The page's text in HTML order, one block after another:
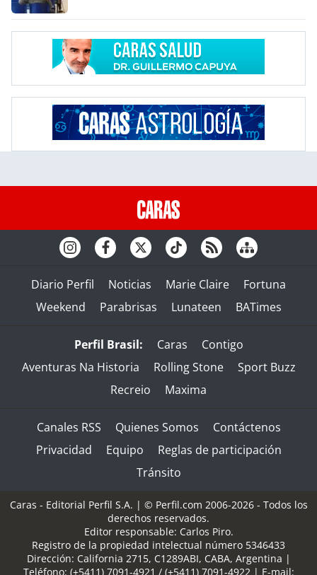
Diario Perfil Noticias Marie Claire
Fortuna
Weekend
Parabrisas Lunateen BATimes
Perfil Brasil: Caras
Contigo
Aventuras Na Historia
Rolling Stone
Sport Buzz
Recreio
Maxima
Canales RSS Quienes Somos
Contáctenos
Privacidad
Equipo
Reglas de participación
Tránsito
Caras - Editorial Perfil S.A. | © Perfil.com 2006-2026 - Todos los
derechos reservados.
Editor responsable: Carlos Piro.
Registro de la propiedad intelectual número 5346433
Dirección: California 2715, C1289ABI, CABA, Argentina |
Teléfono: (+5411) 7091-4921 / (+5411) 7091-4922 | E-mail: